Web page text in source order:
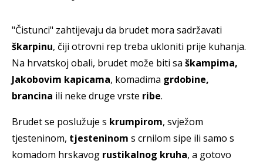
"Čistunci" zahtijevaju da brudet mora sadržavati
škarpinu, čiji otrovni rep treba ukloniti prije kuhanja.
Na hrvatskoj obali, brudet može biti sa škampima,
Jakobovim kapicama, komadima grdobine,
brancina ili neke druge vrste ribe.
Brudet se poslužuje s krumpirom, svježom
tjesteninom, tjesteninom s crnilom sipe ili samo s
komadom hrskavog rustikalnog kruha, a gotovo